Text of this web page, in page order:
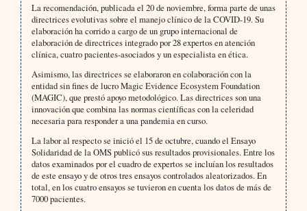
La recomendación, publicada el 20 de noviembre, forma parte de unas
directrices evolutivas sobre el manejo clínico de la COVID-19. Su
elaboración ha corrido a cargo de un grupo internacional de
elaboración de directrices integrado por 28 expertos en atención
clínica, cuatro pacientes-asociados y un especialista en ética.
Asimismo, las directrices se elaboraron en colaboración con la
entidad sin fines de lucro Magic Evidence Ecosystem Foundation
(MAGIC), que prestó apoyo metodológico. Las directrices son una
innovación que combina las normas científicas con la celeridad
necesaria para responder a una pandemia en curso.
La labor al respecto se inició el 15 de octubre, cuando el Ensayo
Solidaridad de la OMS publicó sus resultados provisionales. Entre los
datos examinados por el cuadro de expertos se incluían los resultados
de este ensayo y de otros tres ensayos controlados aleatorizados. En
total, en los cuatro ensayos se tuvieron en cuenta los datos de más de
7000 pacientes.